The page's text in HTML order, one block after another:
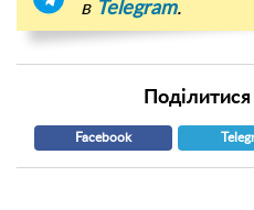
в Telegram.
Facebook